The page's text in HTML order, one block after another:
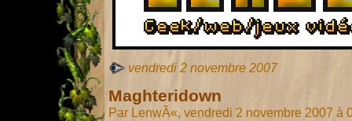
vendredi 2 novembre 2007
Maghteridown
Par LenwÃ«, vendredi 2 novembre 2007 à